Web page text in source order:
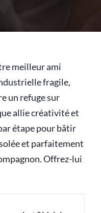
meilleur ami
fragile,
un refuge sur
allie créativité et
étape pour bâtir
et parfaitement
Offrez-lui